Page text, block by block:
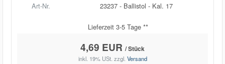
Art-Nr.
23237 - Ballistol - Kal. 17
Lieferzeit 3-5 Tage **
4,69 EUR / Stück
inkl. 19% USt. zzgl. Versand